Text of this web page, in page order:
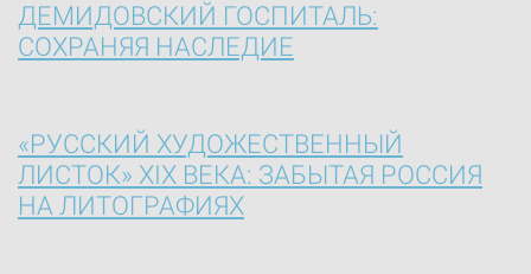
ДЕМИДОВСКИЙ ГОСПИТАЛЬ:
СОХРАНЯЯ НАСЛЕДИЕ
«РУССКИЙ ХУДОЖЕСТВЕННЫЙ
ЛИСТОК» XIX ВЕКА: ЗАБЫТАЯ РОССИЯ
НА ЛИТОГРАФИЯХ